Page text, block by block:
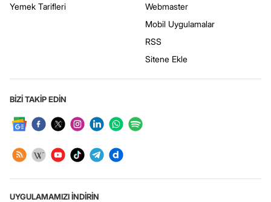
Yemek Tarifleri
Webmaster
Mobil Uygulamalar
RSS
Sitene Ekle
BİZİ TAKİP EDİN
UYGULAMAMIZI İNDİRİN